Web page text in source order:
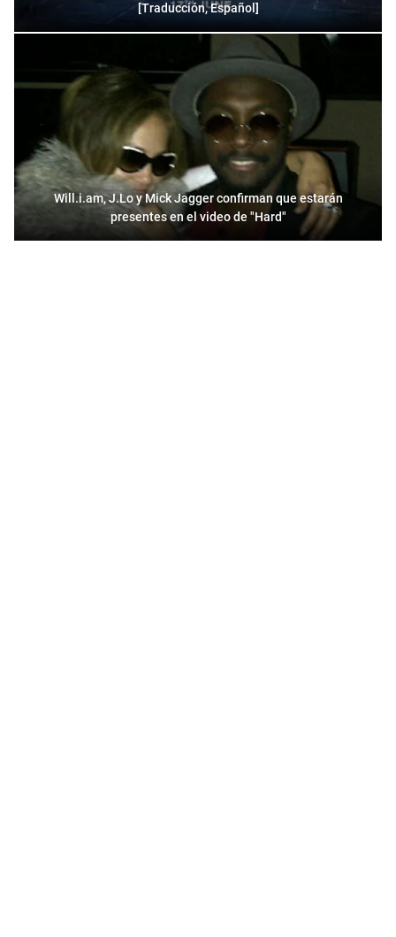
[Traducción, Español]
Will.i.am, J.Lo y Mick Jagger confirman que estarán
presentes en el video de "Hard"